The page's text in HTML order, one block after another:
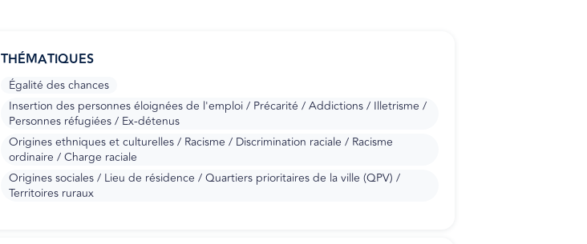
THÉMATIQUES
Égalité des chances
Insertion des personnes éloignées de l'emploi / Précarité / Addictions / Illetrisme /
Personnes réfugiées / Ex-détenus
Origines ethniques et culturelles / Racisme / Discrimination raciale / Racisme
ordinaire / Charge raciale
Origines sociales / Lieu de résidence / Quartiers prioritaires de la ville (QPV) /
Territoires ruraux